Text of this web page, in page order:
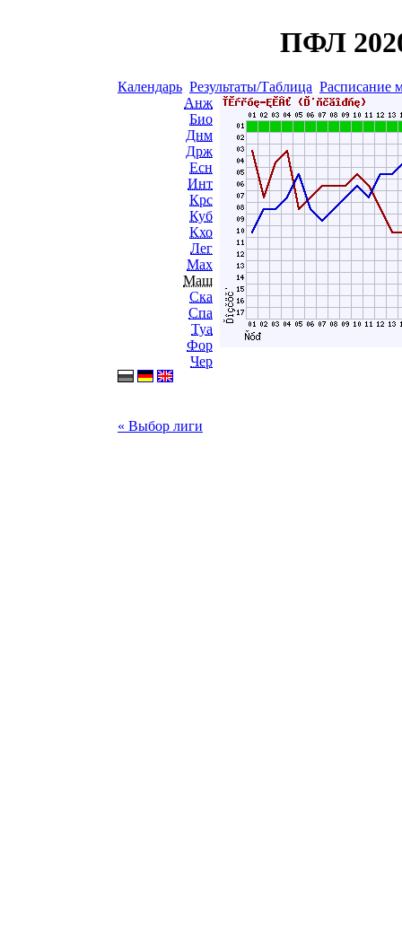
ПФЛ
Календарь Результаты/Таблица Расписание
Анж
Био
Днм
Држ
Есн
Инт
Крс
Куб
Кхо
Лег
Мах
Маш
Ска
Спа
Туа
Фор
Чер
« Выбор лиги